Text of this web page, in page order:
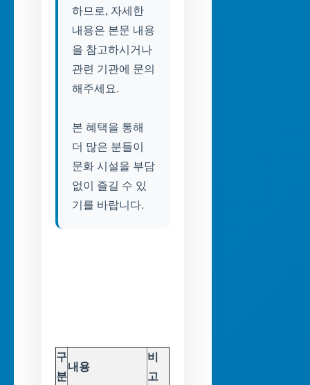
하므로, 자세한
내용은 본문 내용
을 참고하시거나
관련 기관에 문의
해주세요.
본 혜택을 통해
더 많은 분들이
문화 시설을 부담
없이 즐길 수 있
기를 바랍니다.
구
분
내용
비
고